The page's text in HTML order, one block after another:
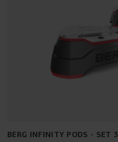
BERG INFINITY PODS - SET 3